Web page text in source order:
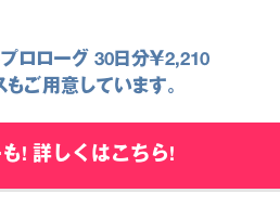
プロローグ 30日分￥2,210
ご用意しています。
! 詳しくはこちら!